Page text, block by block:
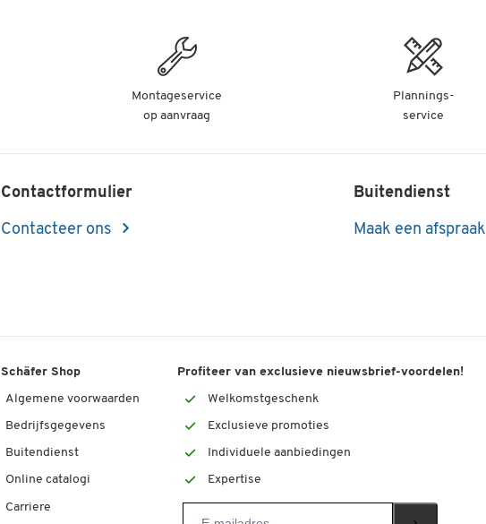
Montageservice
op aanvraag
Plannings-
service
Contactformulier
Contacteer ons
Buitendienst
Maak een afspraak
Schäfer Shop
Algemene voorwaarden
Bedrijfsgegevens
Buitendienst
Online catalogi
Carriere
Profiteer van exclusieve nieuwsbrief-voordelen!
Welkomstgeschenk
Exclusieve promoties
Individuele aanbiedingen
Expertise